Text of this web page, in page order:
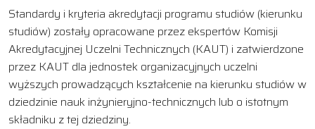
Standardy i kryteria akredytacji programu studiów (kierunku
studiów) zostały opracowane przez ekspertów Komisji
Akredytacyjnej Uczelni Technicznych (KAUT) i zatwierdzone
przez KAUT dla jednostek organizacyjnych uczelni
wyższych prowadzących kształcenie na kierunku studiów w
dziedzinie nauk inżynieryjno-technicznych lub o istotnym
składniku z tej dziedziny.